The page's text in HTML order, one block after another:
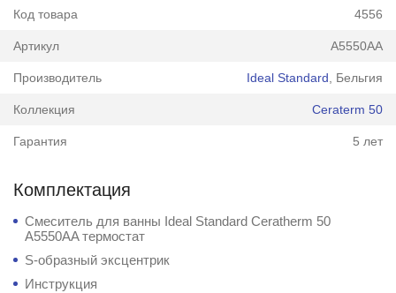
Код товара 4556
Артикул A5550AA
Производитель Ideal Standard , Бельгия
Коллекция Ceraterm 50
Гарантия 5 лет
Комплектация
Смеситель для ванны Ideal Standard Ceratherm 50
A5550AA термостат
S-образный эксцентрик
Инструкция